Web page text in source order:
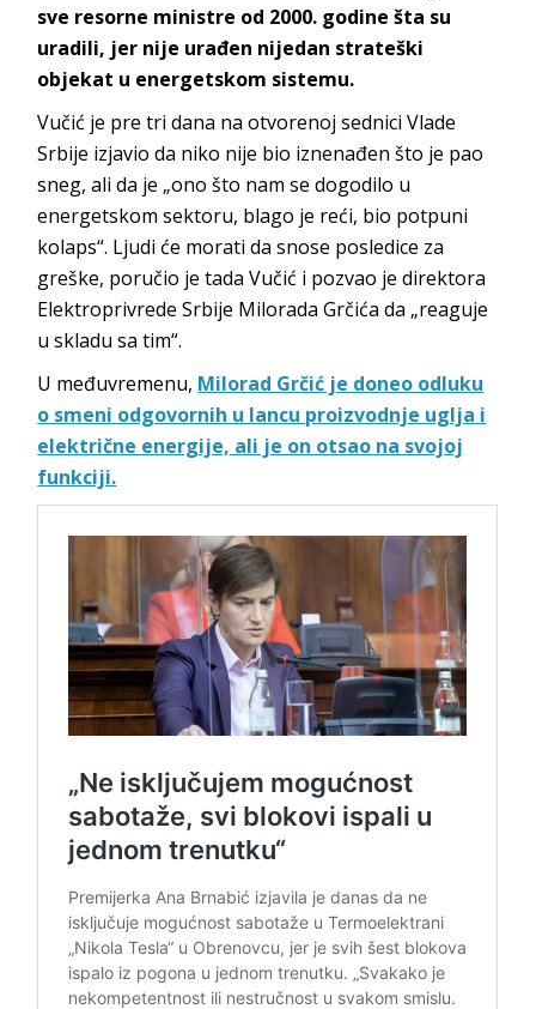
sve resorne ministre od 2000. godine šta su
uradili, jer nije urađen nijedan strateški
objekat u energetskom sistemu.
Vučić je pre tri dana na otvorenoj sednici Vlade
Srbije izjavio da niko nije bio iznenađen što je pao
sneg, ali da je „ono što nam se dogodilo u
energetskom sektoru, blago je reći, bio potpuni
kolaps“. Ljudi će morati da snose posledice za
greške, poručio je tada Vučić i pozvao je direktora
Elektroprivrede Srbije Milorada Grčića da „reaguje
u skladu sa tim“.
U međuvremenu, Milorad Grčić je doneo odluku
o smeni odgovornih u lancu proizvodnje uglja i
električne energije, ali je on otsao na svojoj
funkciji.